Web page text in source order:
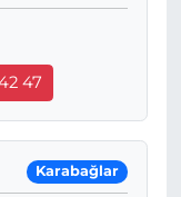
47
Karabağlar